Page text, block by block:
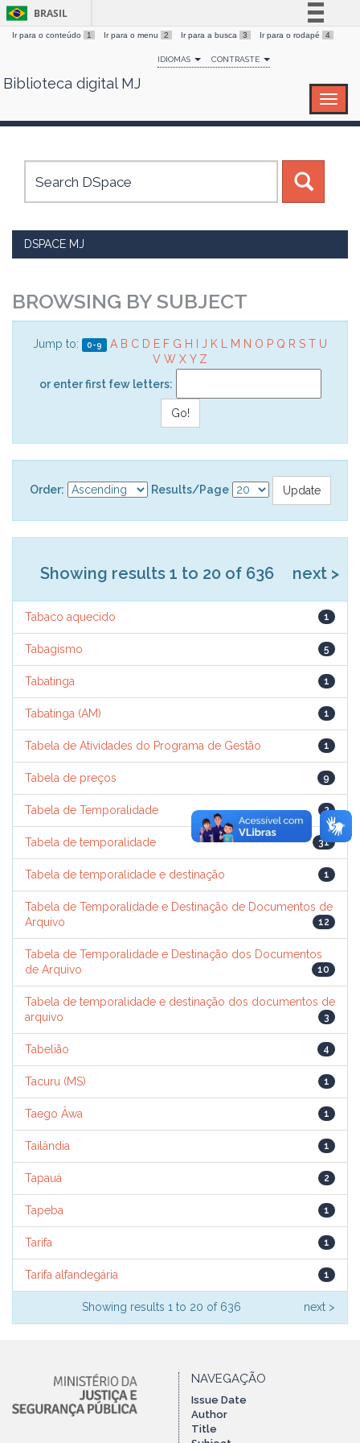
Skip
BRASIL
Simplifique!
Comunica BR
Canais
Ir para o conteúdo 1 Ir para o menu 2 Ir para a busca 3 Ir para o rodapé 4
IDIOMAS CONTRASTE
Biblioteca digital MJ
DSPACE MJ
BROWSING BY SUBJECT
Jump to: 0-9 A B C D E F G H J K M N O P Q R S T U
V W X Y Z
or enter first few letters:
Order: Results/Page
Showing results 1 to 20 of 636 next >
Tabaco aquecido 1
Tabagismo 5
Tabatinga 1
Tabatinga (AM) 1
Tabela de Atividades do Programa de Gestão 1
Tabela de preços 9
Tabela de Temporalidade 2
Tabela de temporalidade 31
Tabela de temporalidade e destinação 1
Tabela de Temporalidade e Destinação de Documentos de
Arquivo
12
Tabela de Temporalidade e Destinação dos Documentos
de Arquivo
10
Tabela de temporalidade e destinação dos documentos de
arquivo
3
Tabelião 4
Tacuru (MS) 1
Taego Âwa 1
Tailândia 1
Tapauá 2
Tapeba 1
Tarifa 1
Tarifa alfandegária 1
Showing results 1 to 20 of 636 next >
NAVEGAÇÃO
Issue Date
Author
Title